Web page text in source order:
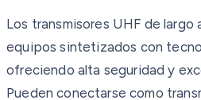
Los transmisores UHF de largo
equipos sintetizados con
ofreciendo alta seguridad y
Pueden conectarse como